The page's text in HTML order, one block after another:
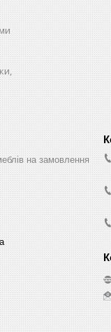
на замовлення